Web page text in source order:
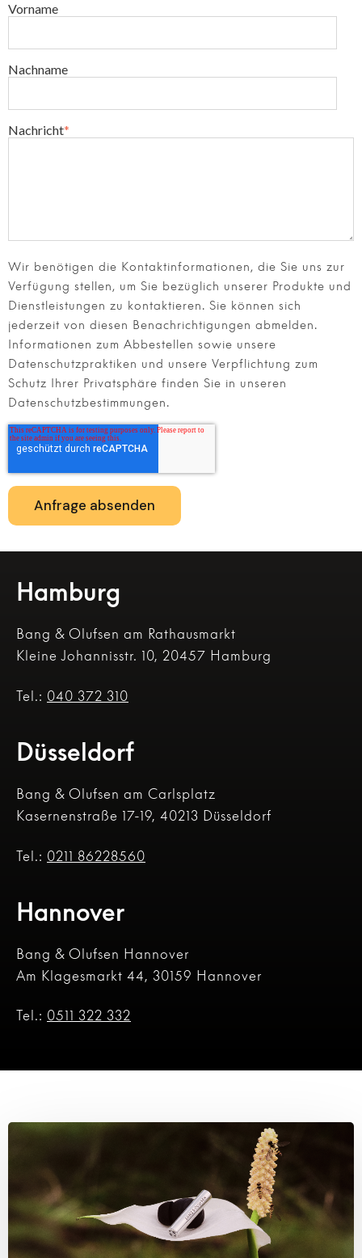
Vorname
Nachname
Nachricht*
Wir benötigen die Kontaktinformationen, die Sie uns zur
Verfügung stellen, um Sie bezüglich unserer Produkte und
Dienstleistungen zu kontaktieren. Sie können sich
jederzeit von diesen Benachrichtigungen abmelden.
Informationen zum Abbestellen sowie unsere
Datenschutzpraktiken und unsere Verpflichtung zum
Schutz Ihrer Privatsphäre finden Sie in unseren
Datenschutzbestimmungen.
Hamburg
Bang & Olufsen am Rathausmarkt
Kleine Johannisstr. 10, 20457 Hamburg
Tel.: 040 372 310
Düsseldorf
Bang & Olufsen am Carlsplatz
Kasernenstraße 17-19, 40213 Düsseldorf
Tel.: 0211 86228560
Hannover
Bang & Olufsen Hannover
Am Klagesmarkt 44, 30159 Hannover
Tel.: 0511 322 332